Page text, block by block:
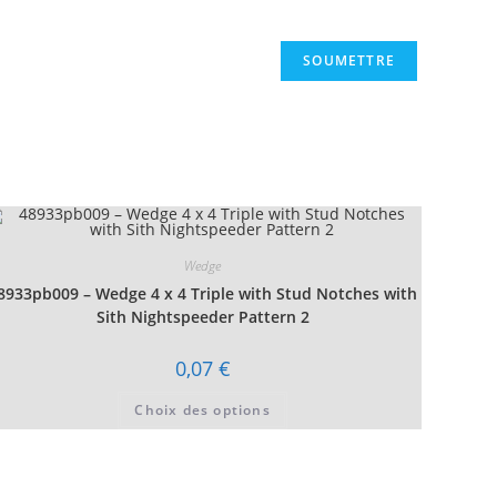
Wedge
– Wedge 4 x 4 Triple with Stud Notches with
Sith Nightspeeder Pattern 2
0,07 €
Choix des options
a